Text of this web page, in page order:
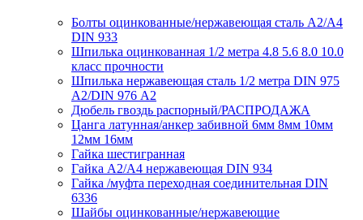
Болты оцинкованные/нержавеющая сталь А2/А4
DIN 933
Шпилька оцинкованная 1/2 метра 4.8 5.6 8.0 10.0
класс прочности
Шпилька нержавеющая сталь 1/2 метра DIN 975
A2/DIN 976 А2
Дюбель гвоздь распорный/РАСПРОДАЖА
Цанга латунная/анкер забивной 6мм 8мм 10мм
12мм 16мм
Гайка шестигранная
Гайка А2/А4 нержавеющая DIN 934
Гайка /муфта переходная соединительная DIN
6336
Шайбы оцинкованные/нержавеющие